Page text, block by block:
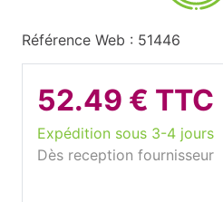
Référence Web : 51446
52.49 € TTC
Expédition sous 3-4 jours
Dès reception fournisseur